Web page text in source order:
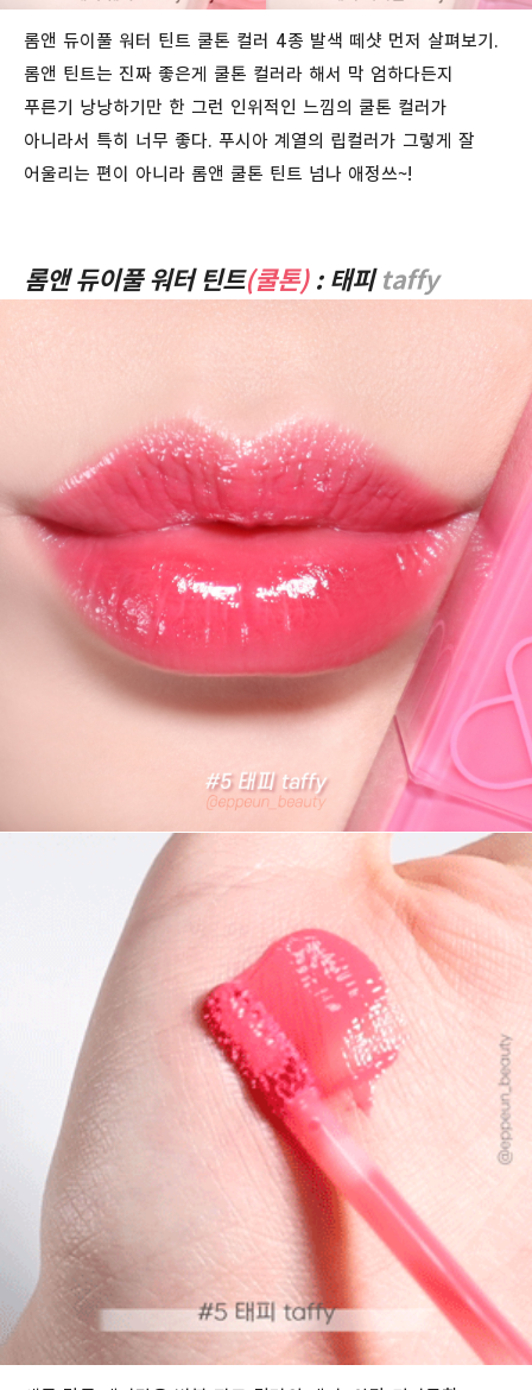
롬앤 듀이풀 워터 틴트 쿨톤 컬러 4종 발색 떼샷 먼저 살펴보기.
롬앤 틴트는 진짜 좋은게 쿨톤 컬러라 해서 막 엄하다든지
푸른기 낭낭하기만 한 그런 인위적인 느낌의 쿨톤 컬러가
아니라서 특히 너무 좋다. 푸시아 계열의 립컬러가 그렇게 잘
어울리는 편이 아니라 롬앤 쿨톤 틴트 넘나 애정쓰~!
롬앤 듀이풀 워터 틴트(쿨톤) : 태피taffy